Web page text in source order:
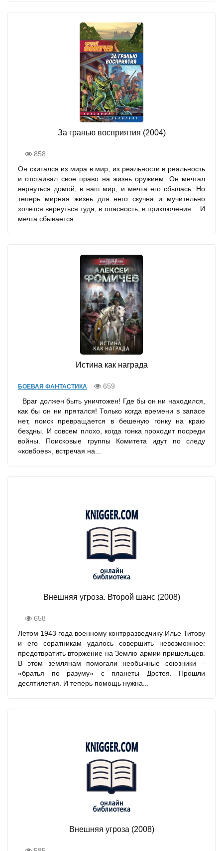
За гранью восприятия (2004)
858
Он скитался из мира в мир, из реальности в реальность
и отстаивал свое право на жизнь оружием. Он мечтал
вернуться домой, в наш мир, и мечта его сбылась. Но
теперь мирная жизнь для него скучна и мучительно
хочется вернуться туда, в опасность, в приключения… И
мечта сбывается...
Истина как награда
БОЕВАЯ ФАНТАСТИКА
659
Враг должен быть уничтожен! Где бы он ни находился,
как бы он ни прятался! Только когда времени в запасе
нет, поиск превращается в бешеную гонку на краю
бездны. И совсем плохо, когда гонка проходит посреди
войны. Поисковые группы Комитета идут по следу
«ковбоев», встречая на...
Внешняя угроза. Второй шанс (2008)
658
Летом 1943 года военному контрразведчику Илье Титову
и его соратникам удалось совершить невозможное:
предотвратить вторжение на Землю армии пришельцев.
В этом землянам помогали необычные союзники –
«братья по разуму» с планеты Достея. Прошли
десятилетия. И теперь помощь нужна...
Внешняя угроза (2008)